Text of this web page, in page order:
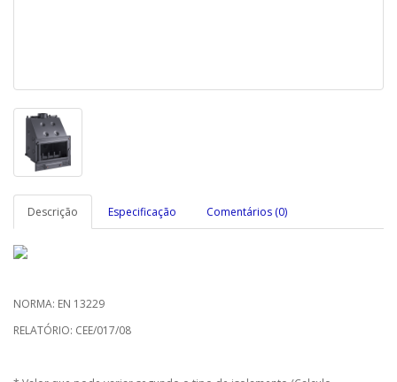
Descrição Especificação Comentários (0)
NORMA: EN 13229
RELATÓRIO: CEE/017/08